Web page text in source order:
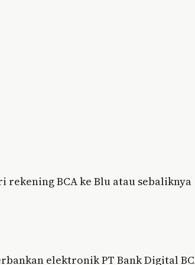
rekening BCA ke Blu atau sebaliknya
elektronik PT Bank Digital